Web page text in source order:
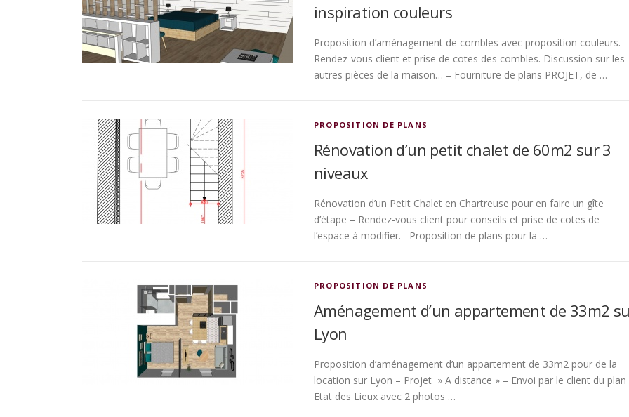
inspiration couleurs
Proposition d’aménagement de combles avec proposition couleurs. –
Rendez-vous client et prise de cotes des combles. Discussion sur les
autres pièces de la maison… – Fourniture de plans PROJET, de …
PROPOSITION DE PLANS
Rénovation d’un petit chalet de 60m2 sur 3
niveaux
Rénovation d’un Petit Chalet en Chartreuse pour en faire un gîte
d’étape – Rendez-vous client pour conseils et prise de cotes de
l’espace à modifier.– Proposition de plans pour la …
PROPOSITION DE PLANS
Aménagement d’un appartement de 33m2
Lyon
Proposition d’aménagement d’un appartement de 33m2 pour de la
location sur Lyon – Projet » A distance » – Envoi par le client du plan
Etat des Lieux avec 2 photos …